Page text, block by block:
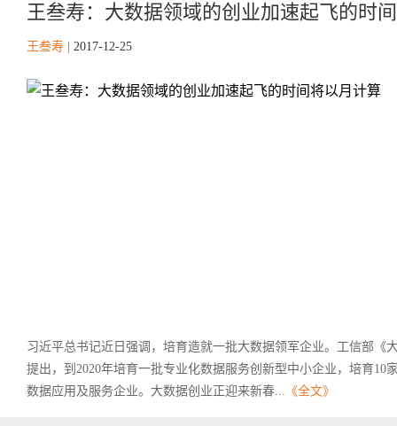
王叁寿：大数据领域的创业加速起飞的时
王叁寿 2017-12-25
习近平总书记近日强调，培育造就一批大数据领军企业。工信部《
提出，到2020年培育一批专业化数据服务创新型中小企业，培育10
数据应用及服务企业。大数据创业正迎来新春... 《全文》